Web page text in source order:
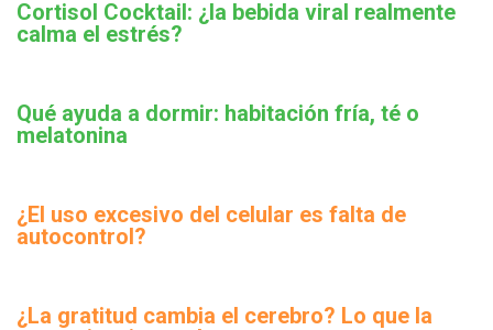
Cortisol Cocktail: ¿la bebida viral realmente
calma el estrés?
Qué ayuda a dormir: habitación fría, té o
melatonina
¿El uso excesivo del celular es falta de
autocontrol?
¿La gratitud cambia el cerebro? Lo que la